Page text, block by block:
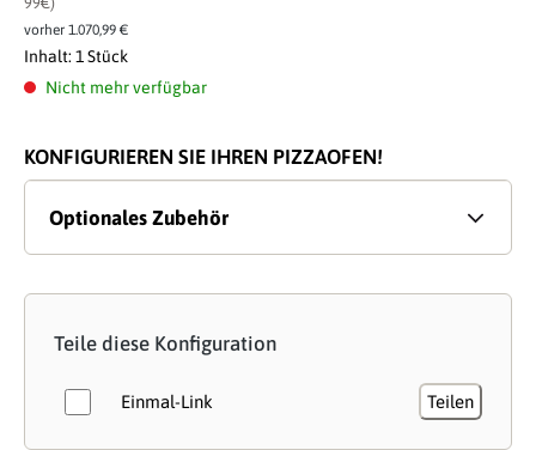
vorher 1.070,99 €
Inhalt: 1 Stück
Nicht mehr verfügbar
KONFIGURIEREN SIE IHREN PIZZAOFEN!
Optionales Zubehör
Teile diese Konfiguration
Einmal-Link Teilen